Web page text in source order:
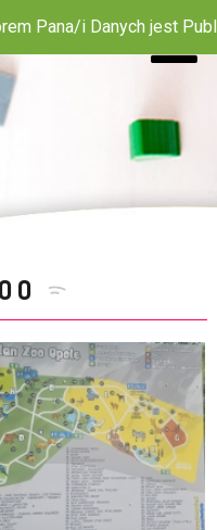
i Danych jest Publiczne